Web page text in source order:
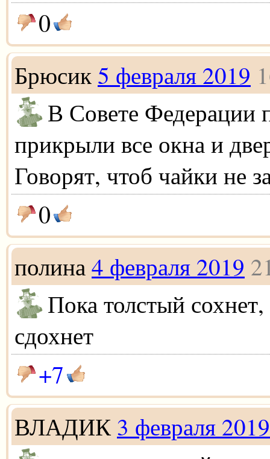
0
Брюсик 5 февраля 2019
В Совете Федерации
прикрыли все окна и
Говорят, чтоб чайки не
0
полина4 февраля 2019
Пока толстый
сдохнет
+7
ВЛАДИК 3 февраля 2019